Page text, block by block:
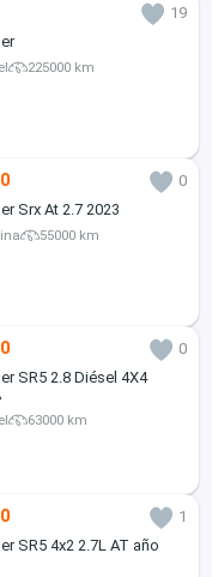
19
225000 km
0
Srx At 2.7 2023
55000 km
0
SR5 2.8 Diésel 4X4
63000 km
1
SR5 4x2 2.7L AT año